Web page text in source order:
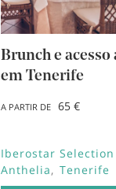
Brunch e acesso
em Tenerife
A PARTIR DE 65 €
Iberostar Selection
Anthelia
Tenerife